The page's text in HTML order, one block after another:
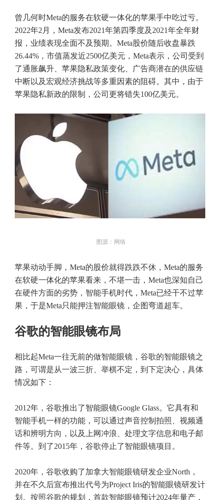
曾几何时Meta的服务在软硬一体化的苹果手中吃过亏。
2022年2月，Meta发布2021年第四季度及2021年全年财
报，业绩表现全面不及预期。Meta股价随后收盘暴跌
26.44%，市值蒸发近2500亿美元，Meta表示，公司受到
了通胀飙升、苹果隐私政策变化、广告商潜在的供应链
中断以及宏观经济挑战等多重因素的阻碍。其中，由于
苹果隐私新政的限制，公司更将错失100亿美元。
图源：网络
苹果动动手脚，Meta的股价就得跌跌不休，Meta的服务
在软硬一体化的苹果看来，不堪一击，Meta也深知自己
在硬件方面的劣势，智能手机时代，Meta已经干不过苹
果，于是Meta只能押注智能眼镜，企图弯道超车。
谷歌的智能眼镜布局
相比起Meta一往无前的做智能眼镜，谷歌的智能眼镜之
路，可谓是从一波三折、举棋不定，到下定决心，具体
情况如下：
2012年，谷歌推出了智能眼镜Google Glass。它具有和
智能手机一样的功能，可以通过声音控制拍照、视频通
话和辨明方向，以及上网冲浪、处理文字信息和电子邮
件等。到了2015年，谷歌停止了智能眼镜项目。
2020年，谷歌收购了加拿大智能眼镜研发企业North，
并在不久后宣布推出代号为Project Iris的智能眼镜研发计
划。按照谷歌的规划，首款智能眼镜预计2024年量产，